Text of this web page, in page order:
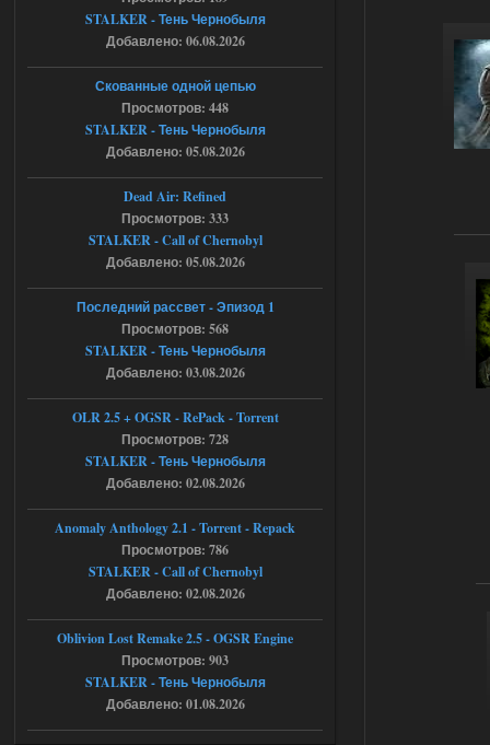
Что то не работает спавнер,
все устанавливал по
мануалу......
Ответить ➤
Игра для сталкера 21-очко
ruslanpyrusov
как изменить макс сумму
ставки в файлах чтобы
ставить больше 1 к
Ответить ➤
Тайна Зоны - Remaster 2026
Stalker-Mods-Clan-su
Ответить ➤
Тайна Зоны - Remaster 2026
патч я установил после
установки мода, да, ладно,
наверное вы правы придется ожидать
Ответить ➤
05.08.2026
Тайна Зоны - Remaster 2026
Stalker-Mods-Clan-su
STALKER - Тень Чернобыля
Добавлено: 06.08.2026
Скованные одной цепью
Просмотров: 448
STALKER - Тень Чернобыля
Добавлено: 05.08.2026
Dead Air: Refined
Просмотров: 333
STALKER - Call of Chernobyl
Добавлено: 05.08.2026
Последний рассвет - Эпизод 1
Просмотров: 568
STALKER - Тень Чернобыля
Добавлено: 03.08.2026
OLR 2.5 + OGSR - RePack - Torrent
Просмотров: 728
STALKER - Тень Чернобыля
Добавлено: 02.08.2026
Anomaly Anthology 2.1 - Torrent - Repack
Просмотров: 786
STALKER - Call of Chernobyl
Добавлено: 02.08.2026
Oblivion Lost Remake 2.5 - OGSR Engine
Просмотров: 903
STALKER - Тень Чернобыля
Добавлено: 01.08.2026